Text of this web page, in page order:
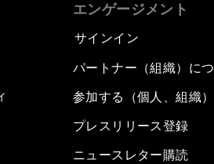
エンゲージメント
サインイン
パートナー（組織）に
参加する（個人、組織）
プレスリリース登録
ニュースレター購読